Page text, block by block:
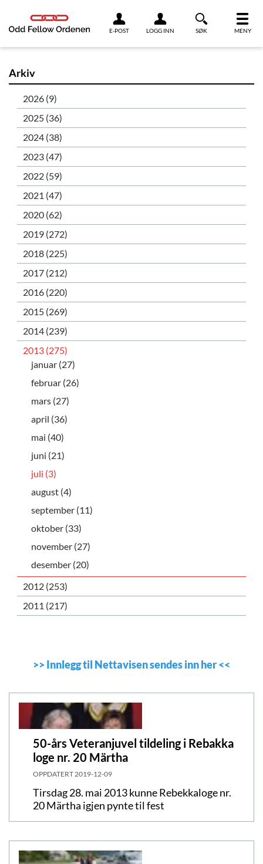
E-POST LOGG INN SØK MENY
>>Innlegg til Nettavisen sendes inn her<<
50-års Veteranjuvel tildeling i Rebakka
loge nr. 20 Märtha
OPPDATERT 2019-12-09
Tirsdag 28. mai 2013 kunne Rebekkaloge nr.
20 Märtha igjen pynte til fest
Arkiv
2026 (9)
2025 (36)
2024 (38)
2023 (47)
2022 (59)
2021 (47)
2020 (62)
2019 (272)
2018 (225)
2017 (212)
2016 (220)
2015 (269)
2014 (239)
2013 (275)
januar (27)
februar (26)
mars (27)
april (36)
mai (40)
juni (21)
juli (3)
august (4)
september (11)
oktober (33)
november (27)
desember (20)
2012 (253)
2011 (217)